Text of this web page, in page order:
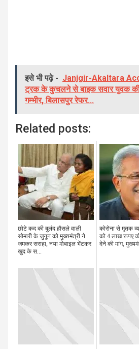
इसे भी पढ़े - Janjgir-Akaltara
ट्रक के कुचलने से बाइक सवार युवक
गम्भीर, बिलासपुर रेफर...
Related posts:
छोटे कद की बुलंद हौसले वाली
सोमारी के जुनून को मुख्यमंत्री ने
जमकर सराहा, नया मोबाइल भेंटकर
खुद के स...
कोरोना से मृतक
को 4 लाख रूपए
देने की मांग,